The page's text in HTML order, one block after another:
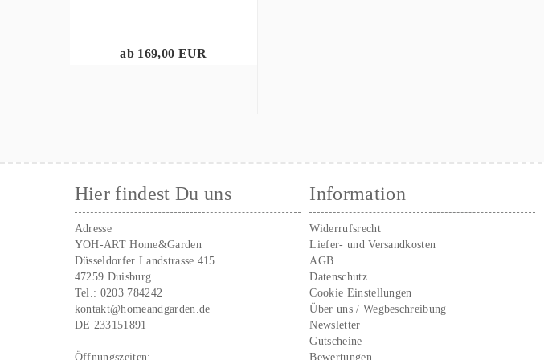
ab 169,00 EUR
Hier findest Du uns
Adresse
YOH-ART Home&Garden
Düsseldorfer Landstrasse 415
47259 Duisburg
Tel.: 0203 784242
kontakt@homeandgarden.de
DE 233151891
Öffnungszeiten:
Information
Widerrufsrecht
Liefer- und Versandkosten
AGB
Datenschutz
Cookie Einstellungen
Über uns / Wegbeschreibung
Newsletter
Gutscheine
Bewertungen